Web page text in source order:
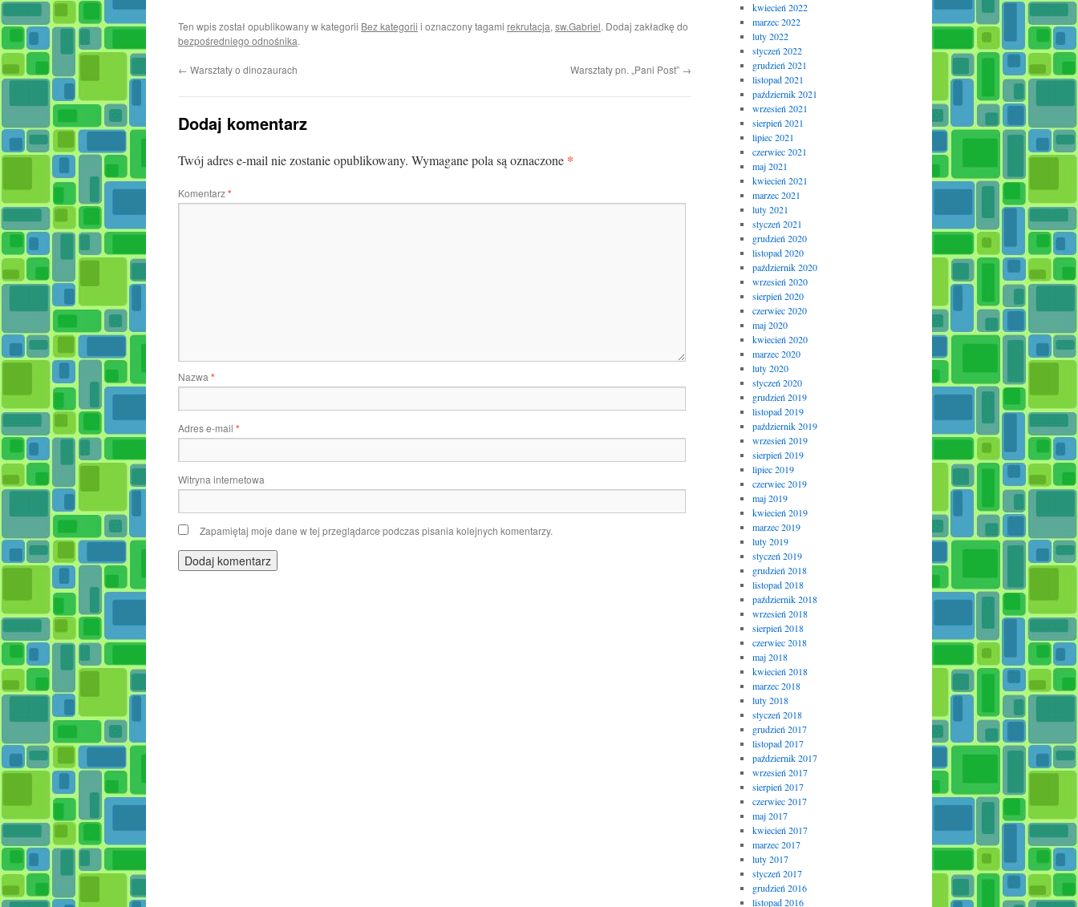
Ten wpis został opublikowany w kategorii Bez kategorii i oznaczony tagami rekrutacja, sw.Gabriel. Dodaj zakładkę do
bezpośredniego odnośnika.
← Warsztaty o dinozaurach Warsztaty pn. „Pani Post” →
Dodaj komentarz
Twój adres e-mail nie zostanie opublikowany. Wymagane pola są oznaczone *
Komentarz*
Nazwa *
Adres e-mail *
Witryna internetowa
Zapamiętaj moje dane w tej przeglądarce podczas pisania kolejnych komentarzy.
kwiecień 2022
marzec 2022
luty 2022
styczeń 2022
grudzień 2021
listopad 2021
październik 2021
wrzesień 2021
sierpień 2021
lipiec 2021
czerwiec 2021
maj 2021
kwiecień 2021
marzec 2021
luty 2021
styczeń 2021
grudzień 2020
listopad 2020
październik 2020
wrzesień 2020
sierpień 2020
czerwiec 2020
maj 2020
kwiecień 2020
marzec 2020
luty 2020
styczeń 2020
grudzień 2019
listopad 2019
październik 2019
wrzesień 2019
sierpień 2019
lipiec 2019
czerwiec 2019
maj 2019
kwiecień 2019
marzec 2019
luty 2019
styczeń 2019
grudzień 2018
listopad 2018
październik 2018
wrzesień 2018
sierpień 2018
czerwiec 2018
maj 2018
kwiecień 2018
marzec 2018
luty 2018
styczeń 2018
grudzień 2017
listopad 2017
październik 2017
wrzesień 2017
sierpień 2017
czerwiec 2017
maj 2017
kwiecień 2017
marzec 2017
luty 2017
styczeń 2017
grudzień 2016
listopad 2016